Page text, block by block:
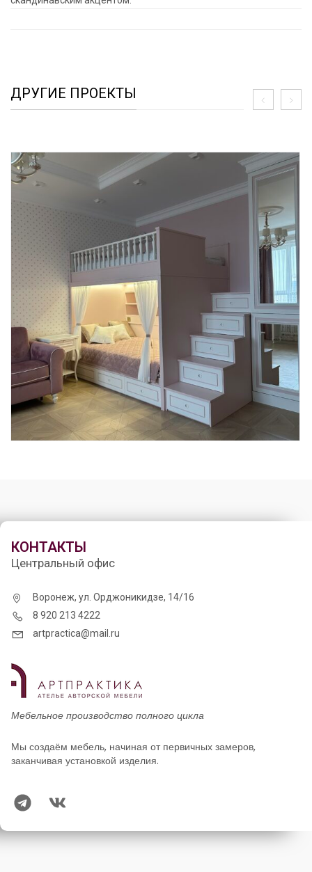
ДРУГИЕ ПРОЕКТЫ
КОНТАКТЫ
Центральный офис
Воронеж, ул. Орджоникидзе, 14/16
8 920 213 4222
artpractica@mail.ru
Мебельное производство полного цикла
Мы создаём мебель, начиная от первичных замеров,
заканчивая установкой изделия.